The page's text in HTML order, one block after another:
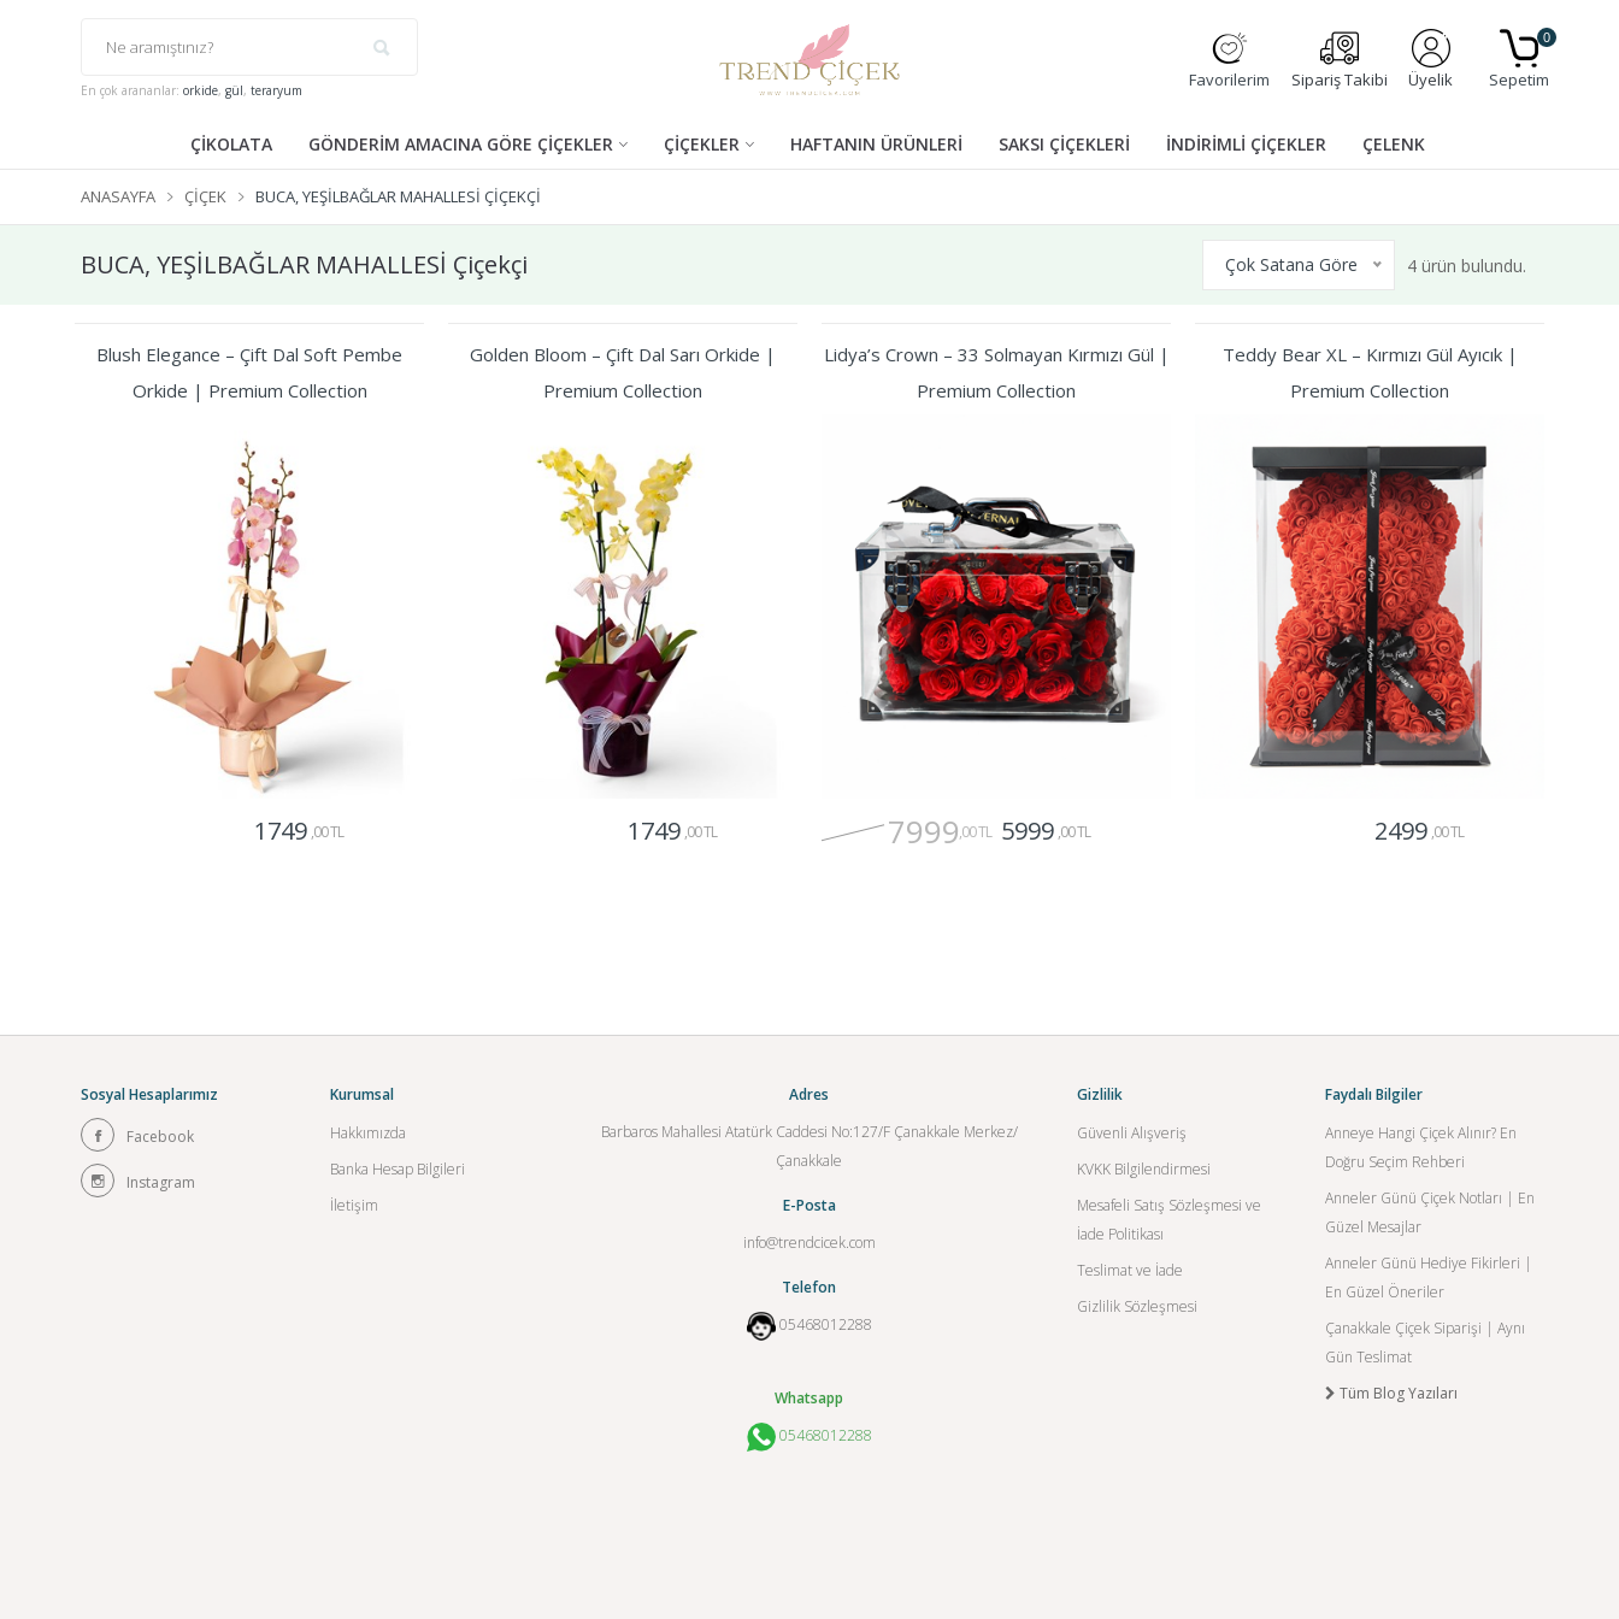
En çok arananlar: orkide, gül, teraryum Favorilerim Sipariş Takibi Üyelik Sepetim
0
ÇİKOLATA GÖNDERİM AMACINA GÖRE ÇİÇEKLER ÇİÇEKLER HAFTANIN ÜRÜNLERİ SAKSI ÇİÇEKLERİ İNDİRİMLİ ÇİÇEKLER ÇELENK
ANASAYFA ÇIÇEK BUCA, YEŞİLBAĞLAR MAHALLESİ ÇIÇEKÇI
BUCA, YEŞİLBAĞLAR MAHALLESİ Çiçekçi Çok Satana Göre 4 ürün bulundu.
Blush Elegance – Çift Dal Soft Pembe
Orkide | Premium Collection
1749 ,00 TL
Golden Bloom – Çift Dal Sarı Orkide |
Premium Collection
1749 ,00 TL
Lidya’s Crown – 33 Solmayan Kırmızı Gül |
Premium Collection
7999,00 TL 5999 ,00 TL
Teddy Bear XL – Kırmızı Gül Ayıcık |
Premium Collection
2499 ,00 TL
Sosyal Hesaplarımız
Facebook
Instagram
Kurumsal
Hakkımızda
Banka Hesap Bilgileri
İletişim
Adres
Barbaros Mahallesi Atatürk Caddesi No:127/F Çanakkale Merkez/
Çanakkale
E-Posta
info@trendcicek.com
Telefon
05468012288
Whatsapp
05468012288
Gizlilik
Güvenli Alışveriş
KVKK Bilgilendirmesi
Mesafeli Satış Sözleşmesi ve
İade Politikası
Teslimat ve İade
Gizlilik Sözleşmesi
Faydalı Bilgiler
Anneye Hangi Çiçek Alınır? En
Doğru Seçim Rehberi
Anneler Günü Çiçek Notları | En
Güzel Mesajlar
Anneler Günü Hediye Fikirleri |
En Güzel Öneriler
Çanakkale Çiçek Siparişi | Aynı
Gün Teslimat
Tüm Blog Yazıları